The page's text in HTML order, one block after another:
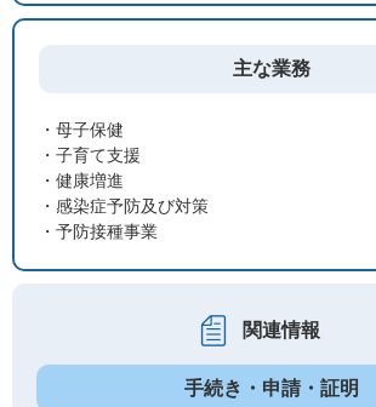
主な業務
・母子保健
・子育て支援
・健康増進
・感染症予防及び対策
・予防接種事業
関連情報
手続き・申請・証明